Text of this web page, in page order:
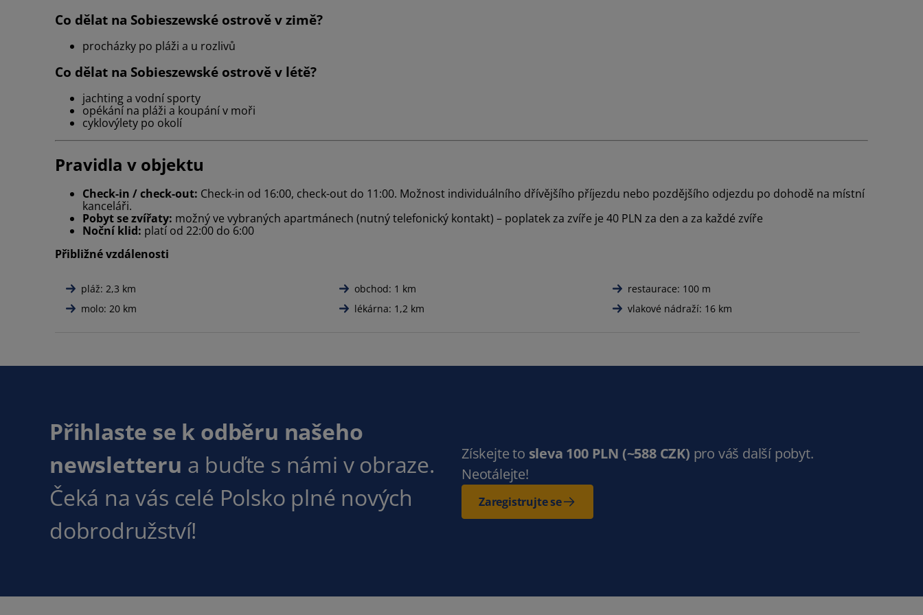
Co dělat na Sobieszewské ostrově v zimě?
procházky po pláži a u rozlivů
Co dělat na Sobieszewské ostrově v létě?
jachting a vodní sporty
opékání na pláži a koupání v moři
cyklovýlety po okolí
Pravidla v objektu
Check-in / check-out: Check-in od 16:00, check-out do 11:00. Možnost individuálního dřívějšího příjezdu nebo pozdějšího odjezdu po dohodě na místní
kanceláři.
Pobyt se zvířaty: možný ve vybraných apartmánech (nutný telefonický kontakt) – poplatek za zvíře je 40 PLN za den a za každé zvíře
Noční klid: platí od 22:00 do 6:00
Přibližné vzdálenosti
pláž: 2,3 km obchod: 1 km
restaurace: 100 m
molo: 20 km
lékárna: 1,2 km vlakové nádraží: 16 km
Přihlaste se k odběru našeho
newsletteru a buďte s námi v obraze.
Čeká na vás celé Polsko plné nových
dobrodružství!
Získejte to sleva 100 PLN (~588 CZK) pro váš další pobyt.
Neotálejte!
Zaregistrujte se